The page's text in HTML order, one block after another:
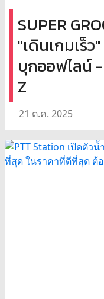
SUPER
"เดินเกมเร็ว
บุกออฟไลน์ -
Z
21 ต.ค. 2025